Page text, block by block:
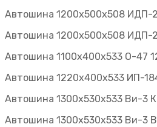
Автошина 1200х500х508 ИДП-
Автошина 1200х500х508
Автошина 1100х400х533 О-47
Автошина 1220х400х533 ИП-
Автошина 1300х530х533 Ви-3
Автошина 1300х530х533 Ви-3